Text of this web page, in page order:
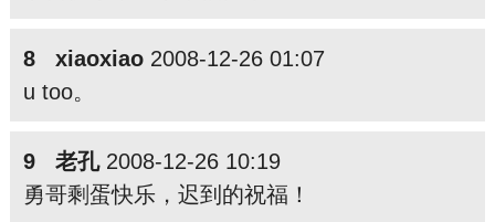
8 xiaoxiao2008-12-26 01:07
u too。
9 老孔2008-12-26 10:19
勇哥剩蛋快乐，迟到的祝福！